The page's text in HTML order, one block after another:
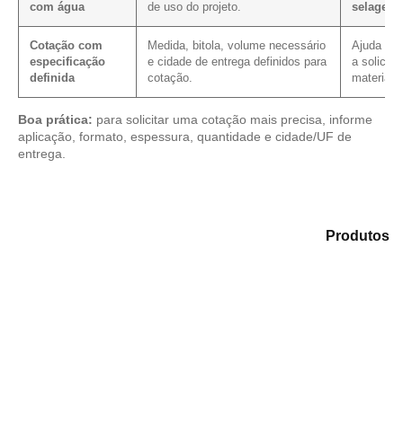
com água
de uso do projeto.
selagem
Cotação com
especificação
definida
Medida, bitola, volume necessário
e cidade de entrega definidos para
cotação.
Ajuda a
a
material
Boa prática: para solicitar uma cotação mais precisa, informe
aplicação, formato, espessura, quantidade e cidade/UF de
entrega.
Produtos